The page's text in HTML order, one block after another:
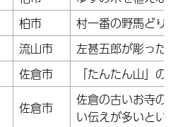
柏市
村一番の野馬どり
流山市
左甚五郎が彫った
佐倉市
「たんたん山」の
佐倉市
佐倉の古いお寺の
い伝えが多いとい